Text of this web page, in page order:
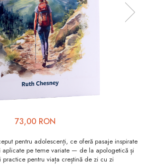
și
73,00 RON
pentru adolescenți, ce oferă pasaje inspirate
aplicate pe teme variate — de la apologetică și
pentru viața creștină de zi cu zi